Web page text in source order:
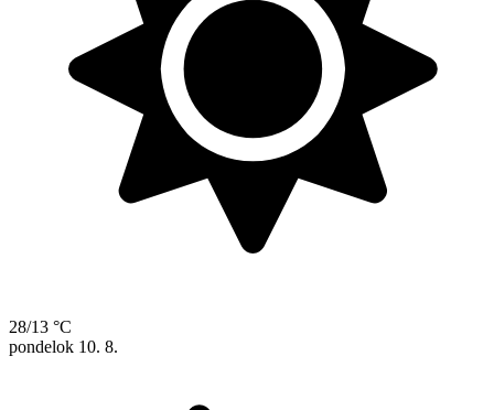
28/13 °C
pondelok 10. 8.